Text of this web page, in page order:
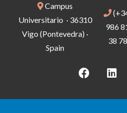
Campus
Universitario · 36310
Vigo (Pontevedra) ·
Spain
986
38 78